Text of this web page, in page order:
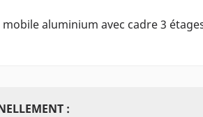
mobile aluminium avec cadre 3
: